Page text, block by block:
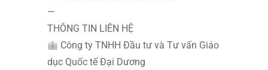
—
THÔNG TIN LIÊN HỆ
Công ty TNHH Đầu tư và Tư vấn Giáo
dục Quốc tế Đại Dương